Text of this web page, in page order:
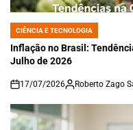
POSTED
IN
CIÊNCIA E TECNOLOGIA
Inflação no Brasil:
Julho de 2026
on
17/07/2026 Roberto Zago